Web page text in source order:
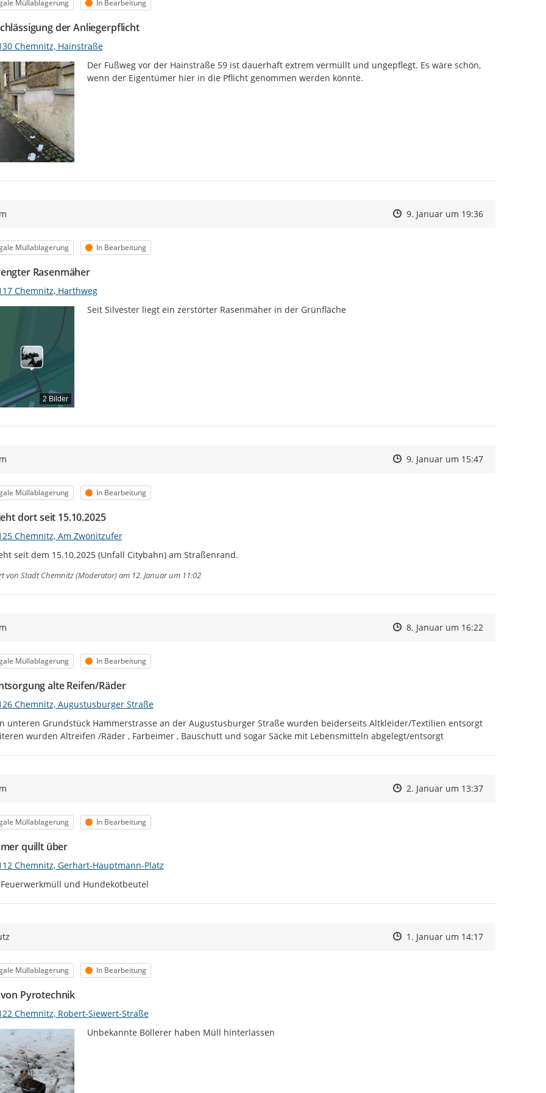
Müllablagerung Status
In Bearbeitung
der Anliegerpflicht
Chemnitz, Hainstraße
Der Fußweg vor der Hainstraße 59 ist dauerhaft extrem vermüllt und ungepflegt. Es wäre schön,
wenn der Eigentümer hier in die Pflicht genommen werden könnte.
Zeitpunkt des Erstellens
Zeitpunkt des Erstellens
9. Januar um 19:36Zur Äußerung
Müllablagerung Status
In Bearbeitung
Rasenmäher
Chemnitz, Harthweg
2 Bilder
Seit Silvester liegt ein zerstörter Rasenmäher in der Grünfläche
Zeitpunkt des Erstellens
Zeitpunkt des Erstellens
9. Januar um 15:47Zur Äußerung
Müllablagerung Status
In Bearbeitung
dort seit 15.10.2025
Chemnitz, Am Zwönitzufer
seit dem 15.10.2025 (Unfall Citybahn) am Straßenrand.
von Stadt Chemnitz (Moderator)am 12. Januar um 11:02
Zeitpunkt des Erstellens
Zeitpunkt des Erstellens
8. Januar um 16:22Zur Äußerung
Müllablagerung Status
In Bearbeitung
alte Reifen/Räder
Chemnitz, Augustusburger Straße
unteren Grundstück Hammerstrasse an der Augustusburger Straße wurden beiderseits Altkleider/Textilien entsorgt
wurden Altreifen /Räder , Farbeimer , Bauschutt und sogar Säcke mit Lebensmitteln abgelegt/entsorgt
Zeitpunkt des Erstellens
Zeitpunkt des Erstellens
2. Januar um 13:37Zur Äußerung
Müllablagerung Status
In Bearbeitung
quillt über
Chemnitz, Gerhart-Hauptmann-Platz
und Hundekotbeutel
Zeitpunkt des Erstellens
Zeitpunkt des Erstellens
1. Januar um 14:17Zur Äußerung
Müllablagerung Status
In Bearbeitung
von Pyrotechnik
Chemnitz, Robert-Siewert-Straße
Unbekannte Böllerer haben Müll hinterlassen